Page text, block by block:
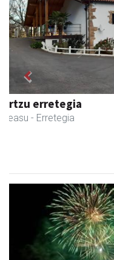
Kabela
Asteasu - Gozotegiak
Previous